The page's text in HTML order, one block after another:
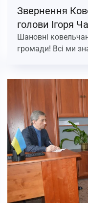
Звернення
голови Ігоря
Шановні
громади! Всі ми